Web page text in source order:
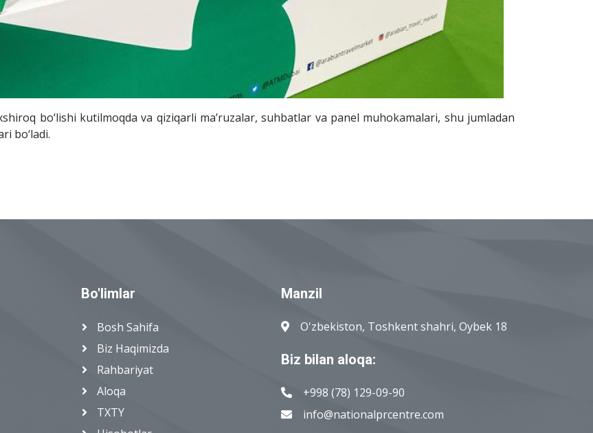
bo‘lishi kutilmoqda va qiziqarli ma’ruzalar, suhbatlar va panel muhokamalari, shu jumladan
bo‘ladi.
Bo'limlar
Bosh Sahifa
Biz Haqimizda
Rahbariyat
Aloqa
TXTY
Manzil
O'zbekiston, Toshkent shahri, Oybek 18
Biz bilan aloqa:
+998 (78) 129-09-90
info@nationalprcentre.com